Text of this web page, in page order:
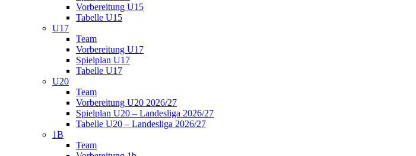
Vorbereitung U15
Tabelle U15
U17
Team
Vorbereitung U17
Spielplan U17
Tabelle U17
U20
Team
Vorbereitung U20 2026/27
Spielplan U20 – Landesliga 2026/27
Tabelle U20 – Landesliga 2026/27
1B
Team